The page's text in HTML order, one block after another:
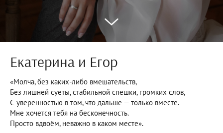
Екатерина и Егор
«Молча, без каких-либо вмешательств,
Без лишней суеты, стабильной спешки, громких слов,
С уверенностью в том, что дальше — только вместе.
Мне хочется тебя на бесконечность.
Просто вдвоём, неважно в каком месте».